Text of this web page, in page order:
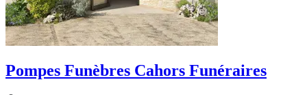
Pompes Funèbres Cahors Funéraires